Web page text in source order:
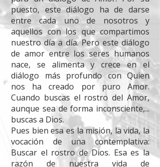
puesto, este diálogo ha de darse
entre cada uno de nosotros y
aquellos con los que compartimos
nuestro día a día. Pero este diálogo
de amor entre los seres humanos
nace, se alimenta y crece en el
diálogo más profundo con Quien
nos ha creado por puro Amor.
Cuando buscas el rostro del Amor,
aunque sea de forma inconsciente,...
buscas a Dios.
Pues bien esa es la misión, la vida, la
vocación de una contemplativa:
Buscar el rostro de Dios. Esa es la
razón de nuestra vida de